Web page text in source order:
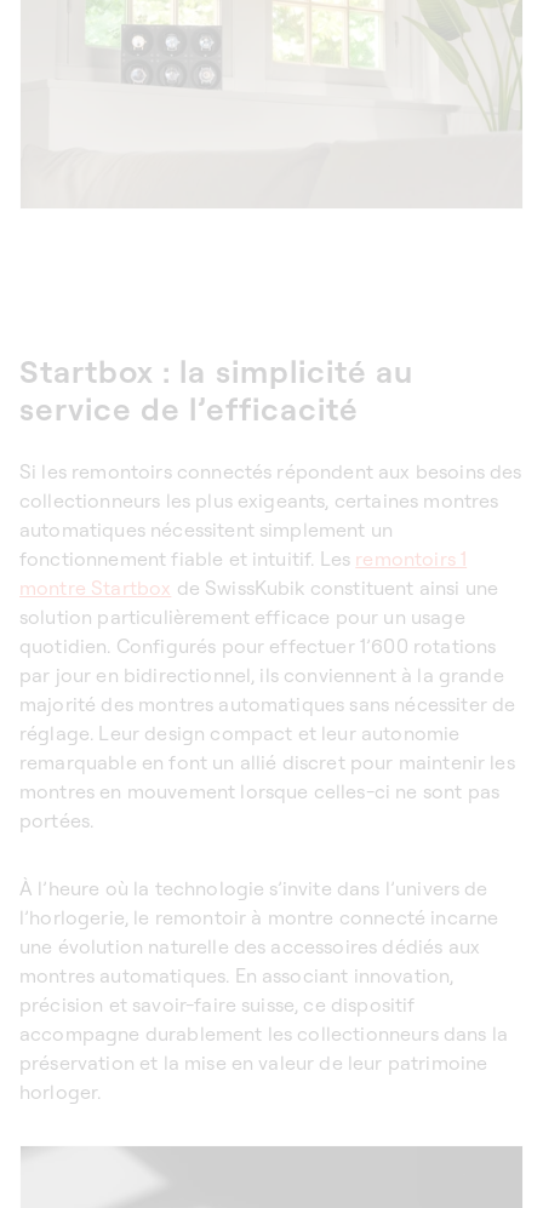
Startbox : la simplicité au
service de l’efficacité
Si les remontoirs connectés répondent aux besoins des
collectionneurs les plus exigeants, certaines montres
automatiques nécessitent simplement un
fonctionnement fiable et intuitif. Les remontoirs 1
montre Startbox de SwissKubik constituent ainsi une
solution particulièrement efficace pour un usage
quotidien. Configurés pour effectuer 1’600 rotations
par jour en bidirectionnel, ils conviennent à la grande
majorité des montres automatiques sans nécessiter de
réglage. Leur design compact et leur autonomie
remarquable en font un allié discret pour maintenir les
montres en mouvement lorsque celles-ci ne sont pas
portées.
À l’heure où la technologie s’invite dans l’univers de
l’horlogerie, le remontoir à montre connecté incarne
une évolution naturelle des accessoires dédiés aux
montres automatiques. En associant innovation,
précision et savoir-faire suisse, ce dispositif
accompagne durablement les collectionneurs dans la
préservation et la mise en valeur de leur patrimoine
horloger.